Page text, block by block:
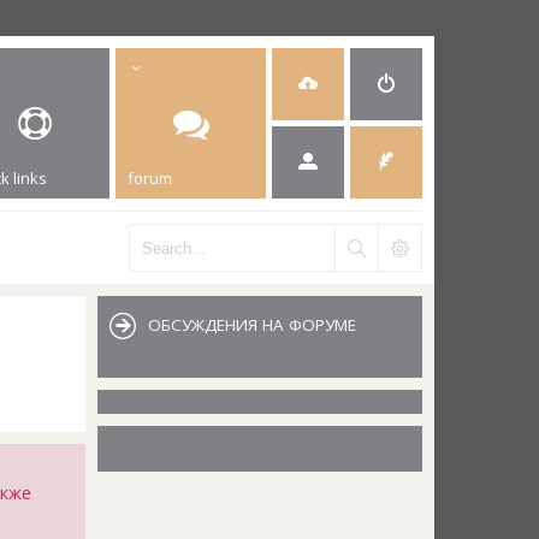
links forum
ОБСУЖДЕНИЯ НА ФОРУМЕ